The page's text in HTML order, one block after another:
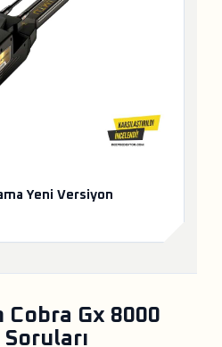
Yeni Versiyon
Gx 8000